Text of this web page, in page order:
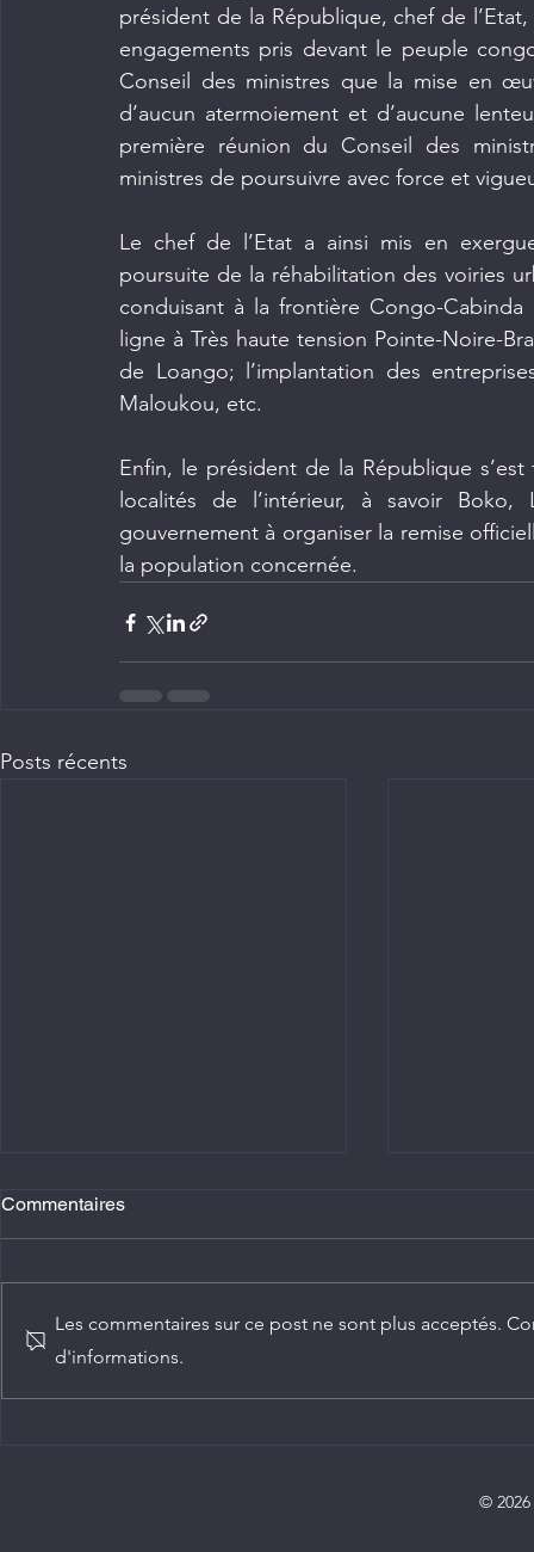
président de la République, chef de
engagements pris devant le peuple
Conseil des ministres que la mise en
d’aucun atermoiement et d’aucune
première réunion du Conseil des
ministres de poursuivre avec force et
Le chef de l’Etat a ainsi mis en
poursuite de la réhabilitation des voiries
conduisant à la frontière Congo-Cabinda
ligne à Très haute tension Pointe-Noire-
de Loango; l’implantation des
Maloukou, etc.
Enfin, le président de la République
localités de l’intérieur, à savoir
gouvernement à organiser la remise
la population concernée.
Posts récents
Commentaires
Les commentaires sur ce post ne sont plus acceptés.
d'informations.
©